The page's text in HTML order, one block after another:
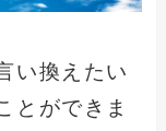
い換えたい
とができま